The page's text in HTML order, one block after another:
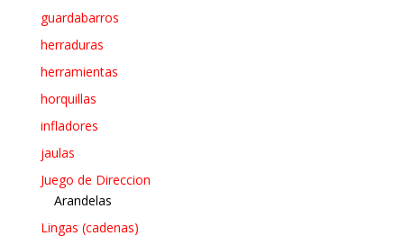
guardabarros
herraduras
herramientas
horquillas
infladores
jaulas
Juego de Direccion
Arandelas
Lingas (cadenas)